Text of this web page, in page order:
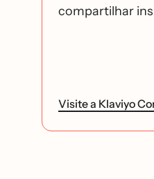
compartilhar
Visite a Klaviyo